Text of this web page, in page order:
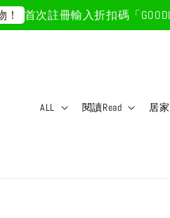
首次註冊輸入折扣碼「
ALL 閱讀Read 居